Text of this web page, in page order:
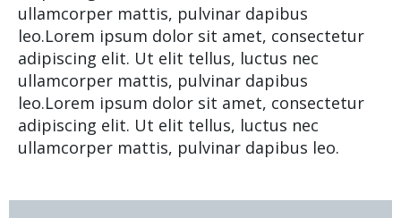
ullamcorper mattis, pulvinar dapibus
leo.Lorem ipsum dolor sit amet, consectetur
adipiscing elit. Ut elit tellus, luctus nec
ullamcorper mattis, pulvinar dapibus
leo.Lorem ipsum dolor sit amet, consectetur
adipiscing elit. Ut elit tellus, luctus nec
ullamcorper mattis, pulvinar dapibus leo.